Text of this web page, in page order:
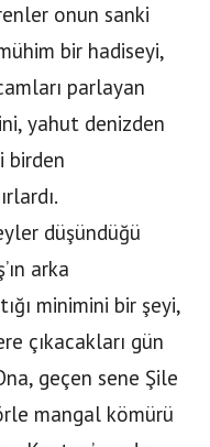
onun sanki
bir hadiseyi,
parlayan
yahut denizden
birden
düşündüğü
arka
minimini bir şeyi,
çıkacakları gün
geçen sene Şile
mangal kömürü